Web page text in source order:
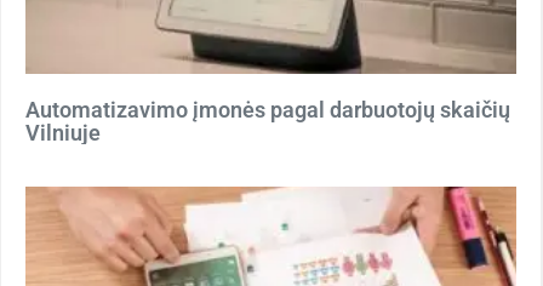
Automatizavimo įmonės pagal darbuotojų skaičių
Vilniuje